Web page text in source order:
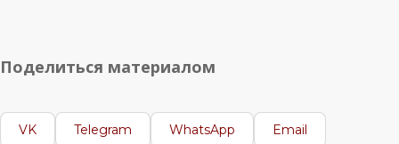
Поделиться материалом
VK Telegram WhatsApp Email